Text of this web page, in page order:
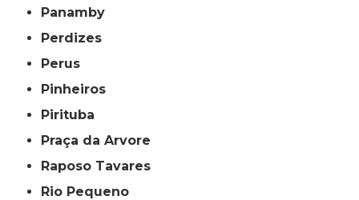
Panamby
Perdizes
Perus
Pinheiros
Pirituba
Praça da Arvore
Raposo Tavares
Rio Pequeno